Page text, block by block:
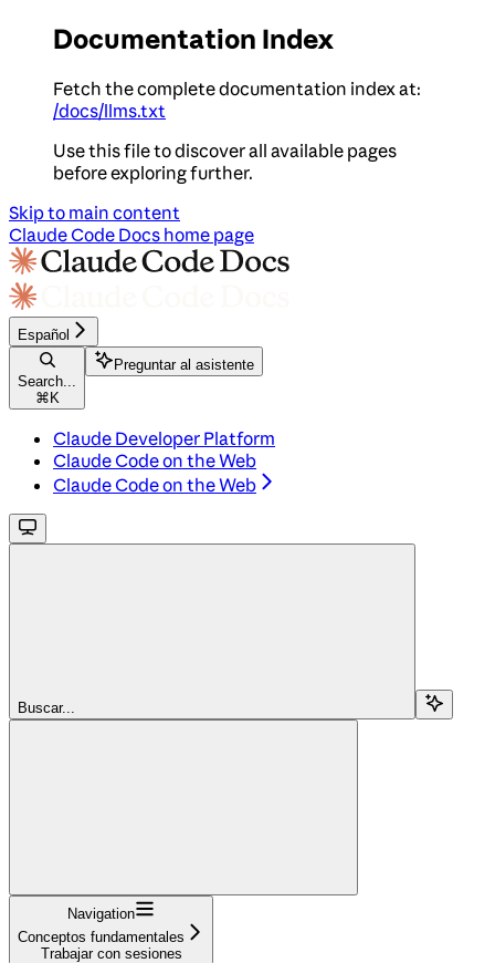
Documentation Index
Fetch the complete documentation index at:
/docs/llms.txt
Use this file to discover all available pages
before exploring further.
Skip to main content
Claude Code Docs home page
Español
Search...
⌘ K
Preguntar al asistente
Claude Developer Platform
Claude Code on the Web
Claude Code on the Web
Buscar...
Navigation
Conceptos fundamentales
Trabajar con sesiones